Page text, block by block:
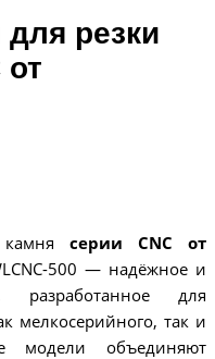
резки
от
серии CNC от
500 — надёжное и
разработанное для
мелкосерийного, так и
модели объединяют